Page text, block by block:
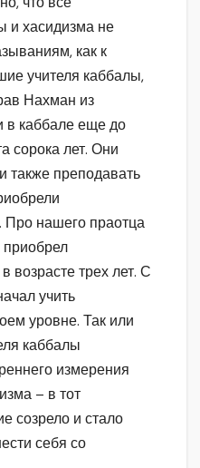
и хасидизма не
как к
учителя каббалы,
Нахман из
в каббале еще до
сорока лет. Они
также преподавать
Про нашего праотца
приобрел
возрасте трех лет. С
учить
уровне. Так или
каббалы
измерения
– в тот
созрело и стало
себя со